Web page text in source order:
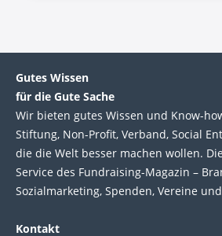
Gutes Wissen
für die Gute Sache
Wir bie­ten gutes Wis­sen und Know-
Stif­tung, Non-Profit, Ver­band, Social
die die Welt bes­ser machen wol­len.
Service des Fund­raising-Magazin –
Sozial­marke­ting, Spen­den, Ver­eine
Kontakt